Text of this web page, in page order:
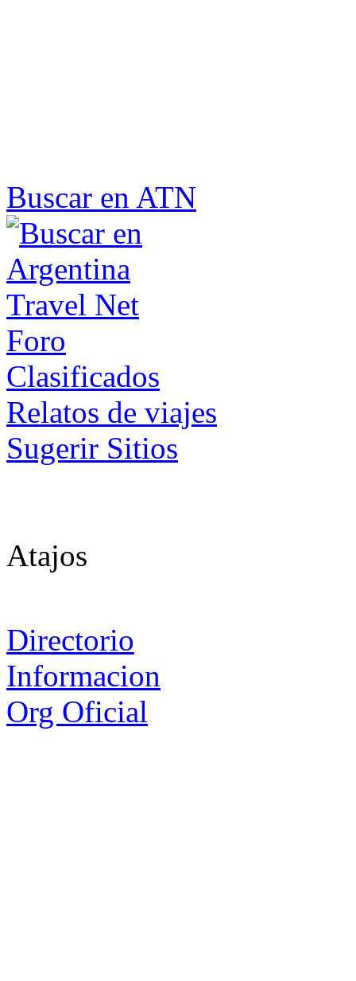
Buscar en ATN
Foro
Clasificados
Relatos de viajes
Sugerir Sitios
Atajos
Directorio
Informacion
Org Oficial